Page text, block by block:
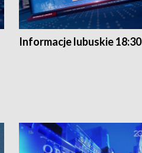
Informacje lubuskie 18:30